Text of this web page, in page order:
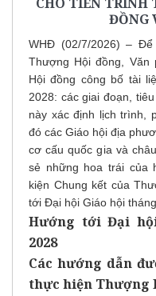
ĐỒNG
WHĐ (02/7/2026) –
Thượng Hội đồng, Văn
Hội đồng công bố tài
2028: các giai đoạn,
này xác định lịch trình,
đó các Giáo hội địa
cơ cấu quốc gia và
sẻ những hoa trái của
kiện Chung kết của
tới Đại hội Giáo hội
Hướng tới Đại
2028
Các hướng dẫn
thực hiện Thượng